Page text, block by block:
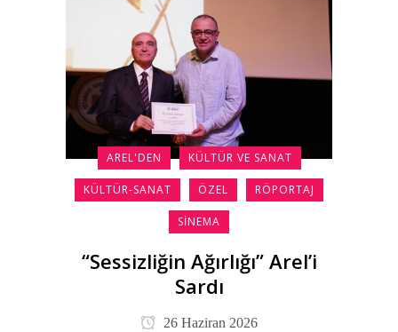
AREL'DEN KÜLTÜR VE SANAT
KÜLTÜR-SANAT ÖZEL RÖPORTAJ
SINEMA
“Sessizliğin Ağırlığı” Arel’i
Sardı
26 Haziran 2026